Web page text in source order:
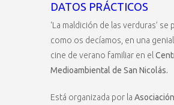
DATOS PRÁCTICOS
‘La maldición de las verduras’ se
como os decíamos, en una
cine de verano familiar en el
Medioambiental de San Nicolás.
Está organizada por la